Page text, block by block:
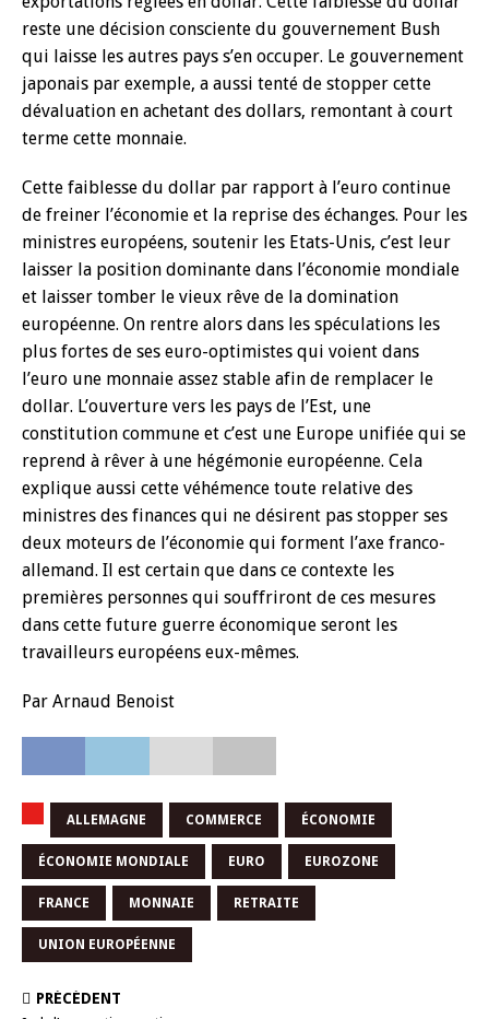
reste une décision consciente du gouvernement Bush
qui laisse les autres pays s’en occuper. Le gouvernement
japonais par exemple, a aussi tenté de stopper cette
dévaluation en achetant des dollars, remontant à court
terme cette monnaie.
Cette faiblesse du dollar par rapport à l’euro continue
de freiner l’économie et la reprise des échanges. Pour les
ministres européens, soutenir les Etats-Unis, c’est leur
laisser la position dominante dans l’économie mondiale
et laisser tomber le vieux rêve de la domination
européenne. On rentre alors dans les spéculations les
plus fortes de ses euro-optimistes qui voient dans
l’euro une monnaie assez stable afin de remplacer le
dollar. L’ouverture vers les pays de l’Est, une
constitution commune et c’est une Europe unifiée qui se
reprend à rêver à une hégémonie européenne. Cela
explique aussi cette véhémence toute relative des
ministres des finances qui ne désirent pas stopper ses
deux moteurs de l’économie qui forment l’axe franco-
allemand. Il est certain que dans ce contexte les
premières personnes qui souffriront de ces mesures
dans cette future guerre économique seront les
travailleurs européens eux-mêmes.
Par Arnaud Benoist
ALLEMAGNE COMMERCE ÉCONOMIE
ÉCONOMIE MONDIALE EURO EUROZONE
FRANCE MONNAIE RETRAITE
UNION EUROPÉENNE
PRÉCÉDENT